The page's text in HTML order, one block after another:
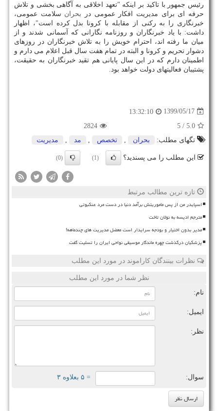
رئیس جمهور با تاکید بر اینکه "تعهد اخلاقی به آگاهی بخشی و تلاش
حرفه ای برای مدیریت افکار عمومی در بحران سلامت عمومی،
خبرنگاری را به رکنی از مقابله با کرونا بدل کرده است"، اظهار
داشت: با یاد خبرنگاران و روزنامه نگارانی که آسمانی شدند و از
میان ما رفته اند، احترام خویش را به تلاش خبرنگاران در روزهای
دشوار تحریم و کرونا و البته در تمام هفت سال قبل اعلام می دارم و
اطمینان دارم که در این سال پایانی هم تقید خبرنگاران به حقیقت،
پشتیبان فعالیتهای دولت خواهد بود.
1399/05/17
13:32:10
5.0
/ 5
2824
تگهای مطلب:
بحران تخصص مد مدیریت
این مطلب را می پسندید؟ (1)
(0)
تازه ترین مطالب مرتبط
اسپایدر من از پس ماموریتش برآمد دنیا در دست مرد عنکبوتی
مترجم ادیسه به نولان تاخت
مدیر بدون اختیار و بودجه سرایدار است معضل مدیریت های چندماهه!
پزشکیان درگذشت چهره ماندگار موسیقی نواحی ایران را تسلیت گفت
نظرات بینندگان کاراموند در مورد این مطلب
نظر شما در مورد این مطلب
نام:
ایمیل:
نظر:
سوال: = ۵ بعلاوه ۳